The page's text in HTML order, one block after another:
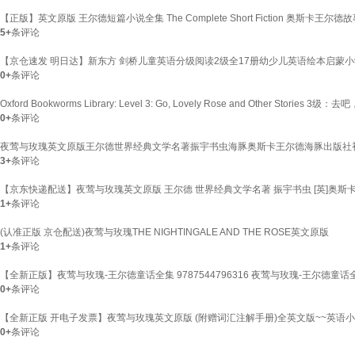
【正版】英文原版 王尔德短篇小说全集 The Complete Short Fiction 奥斯卡王尔德
5+条评论
【京仓速发 明日达】新东方 剑桥儿童英语分级阅读2级全17册幼少儿英语绘本启
0+条评论
Oxford Bookworms Library: Level 3: Go, Lovely Rose and Other Stories 3级：去吧
0+条评论
夜莺与玫瑰英文原版王尔德世界经典文学名著振宇书虫海豚奥斯卡王尔德海豚出版
3+条评论
【京东快递配送】夜莺与玫瑰英文原版 王尔德 世界经典文学名著 振宇书虫 [英]奥斯
1+条评论
(认准正版 京仓配送)夜莺与玫瑰THE NIGHTINGALE AND THE ROSE英文原版
1+条评论
【全新正版】夜莺与玫瑰-王尔德童话全集 9787544796316 夜莺与玫瑰-王尔德童话
0+条评论
【全新正版 开电子发票】夜莺与玫瑰英文原版 (附赠词汇注解手册)全英文版~~英语
0+条评论